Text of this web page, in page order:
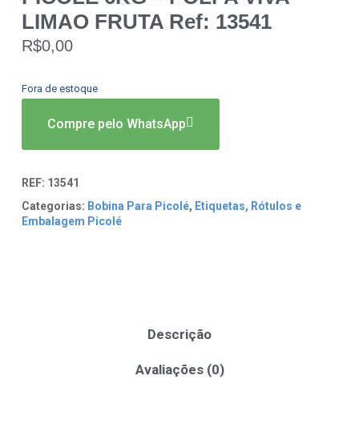
LIMAO FRUTA Ref: 13541
R$0,00
Fora de estoque
Compre pelo WhatsApp
REF: 13541
Categorias: Bobina Para Picolé, Etiquetas, Rótulos e
Embalagem Picolé
Descrição
Avaliações (0)